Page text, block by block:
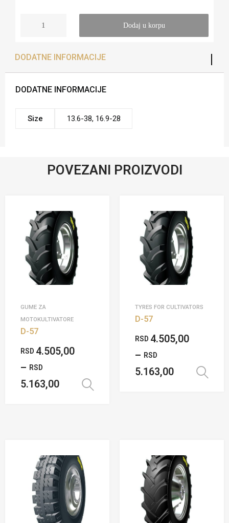
Dodaj u korpu
DODATNE INFORMACIJE
DODATNE INFORMACIJE
Size 13.6-38, 16.9-28
POVEZANI PROIZVODI
GUME ZA
MOTOKULTIVATORE
D-57
RSD 4.505,00
– RSD
5.163,00
TYRES FOR CULTIVATORS
D-57
RSD 4.505,00
– RSD
5.163,00